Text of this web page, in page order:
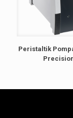
Peristaltik